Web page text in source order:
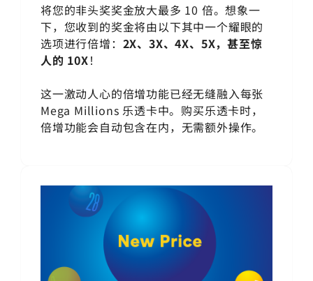
将您的非头奖奖金放大最多 10 倍。想象一
下，您收到的奖金将由以下其中一个耀眼的
选项进行倍增： 2X、3X、4X、5X，甚至惊
人的 10X！
这一激动人心的倍增功能已经无缝融入每张
Mega Millions 乐透卡中。购买乐透卡时，
倍增功能会自动包含在内，无需额外操作。